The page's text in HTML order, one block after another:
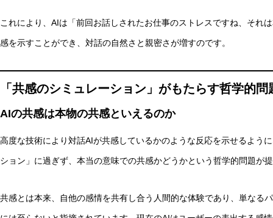
これにより、AIは「前回お話しされたお仕事のストレスですね、それ
感を示すことができ、対話の自然さと親密さが増すのです。
「共感のシミュレーション」がもたらす哲学的問
AIの共感は本物の共感といえるのか
高度な技術により対話AIが共感しているかのような反応を示せるよう
ション」に過ぎず、本当の意味での共感かどうかという哲学的問題が
共感とは本来、自他の感情を共有し合う人間的な体験であり、単なる